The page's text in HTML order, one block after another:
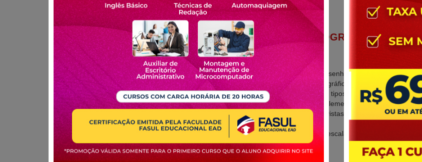
MATRICULE-SE
CONTEÚDO PROGRAMÁTICO DO
CURSO
Caligrafia técnica
Ler e interpretar os desenhos mecânicos
Realizar projeção ortográfica de modelos diversos
Interpretar os diversos tipos de corte e hachuras
Realizar cotagem de elementos mecânicos
Aplicar supressão de vistas de elementos
mecânicos
Identificar os tipos de escalas
Figuras geométricas